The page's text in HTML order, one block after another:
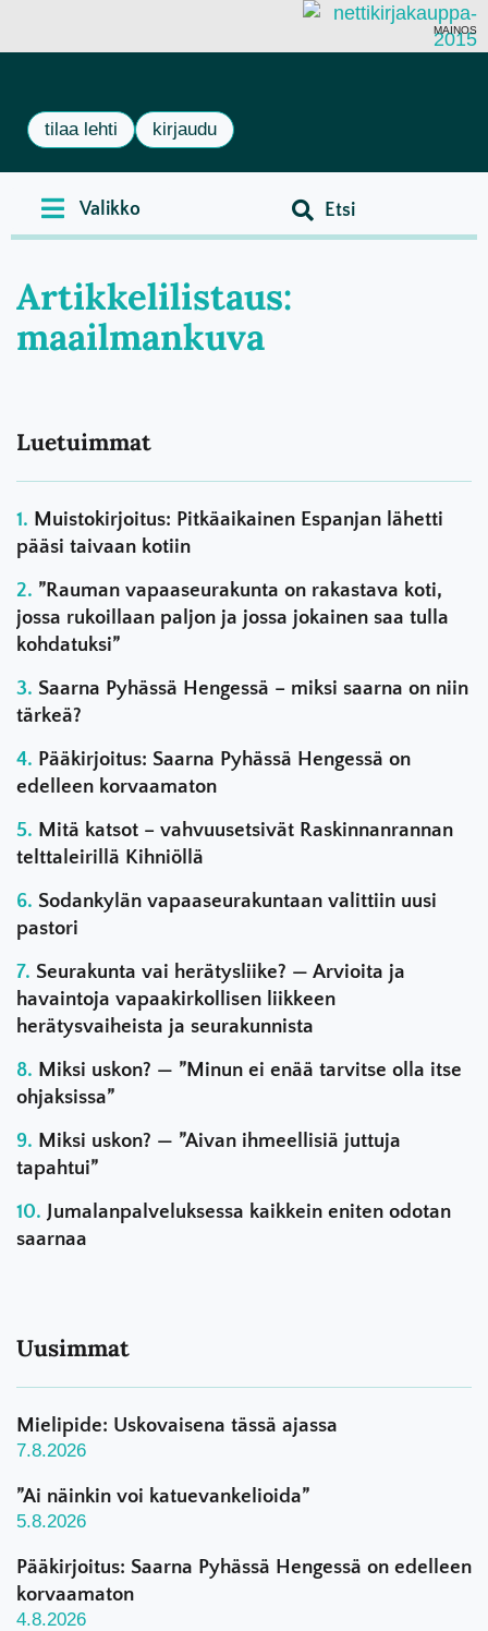
MAINOS
tilaa lehti kirjaudu
Artikkelilistaus:
maailmankuva
Luetuimmat
Muistokirjoitus: Pitkäaikainen Espanjan lähetti
pääsi taivaan kotiin
”Rauman vapaaseurakunta on rakastava koti,
jossa rukoillaan paljon ja jossa jokainen saa tulla
kohdatuksi”
Saarna Pyhässä Hengessä – miksi saarna on niin
tärkeä?
Pääkirjoitus: Saarna Pyhässä Hengessä on
edelleen korvaamaton
Mitä katsot – vahvuusetsivät Raskinnanrannan
telttaleirillä Kihniöllä
Sodankylän vapaaseurakuntaan valittiin uusi
pastori
Seurakunta vai herätysliike? — Arvioita ja
havaintoja vapaakirkollisen liikkeen
herätysvaiheista ja seurakunnista
Miksi uskon? — ”Minun ei enää tarvitse olla itse
ohjaksissa”
Miksi uskon? — ”Aivan ihmeellisiä juttuja
tapahtui”
Jumalanpalveluksessa kaikkein eniten odotan
saarnaa
Uusimmat
Mielipide: Uskovaisena tässä ajassa
7.8.2026
”Ai näinkin voi katuevankelioida”
5.8.2026
Pääkirjoitus: Saarna Pyhässä Hengessä on edelleen
korvaamaton
4.8.2026